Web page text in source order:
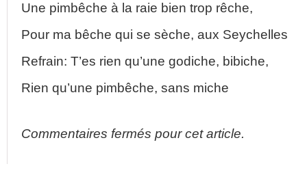
Une pimbêche à la raie bien trop rêche,
Pour ma bêche qui se sèche, aux Seychelles
Refrain: T’es rien qu’une godiche, bibiche,
Rien qu’une pimbêche, sans miche
Commentaires fermés pour cet article.